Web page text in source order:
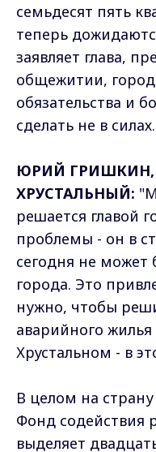
семьдесят пять
теперь
заявляет глава,
общежитии,
обязательства и
сделать не в силах.
ЮРИЙ ГРИШКИН,
ХРУСТАЛЬНЫЙ:
решается главой
проблемы - он в
сегодня не может
города. Это
нужно, чтобы
аварийного
Хрустальном - в
В целом на
Фонд
выделяет